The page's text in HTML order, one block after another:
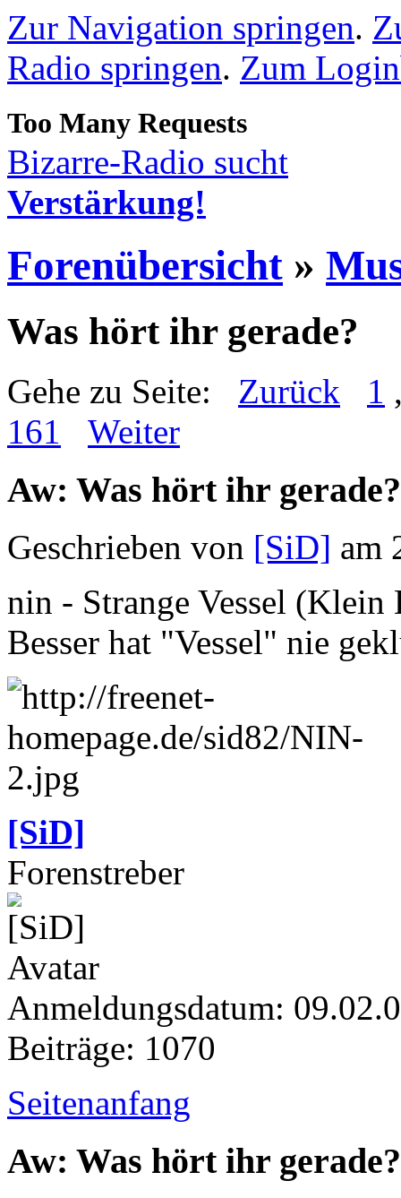
Zur Navigation springen.
Radio springen. Zum
Bizarre-Radio sucht
Verstärkung!
Forenübersicht »
Was hört ihr gerade?
Gehe zu Seite: Zurück 1
161
Weiter
Aw: Was hört ihr gerade?
Geschrieben von [SiD] am
nin - Strange Vessel (Klein
Besser hat "Vessel" nie
[SiD]
Forenstreber
Anmeldungsdatum:
Beiträge: 1070
Seitenanfang
Aw: Was hört ihr gerade?